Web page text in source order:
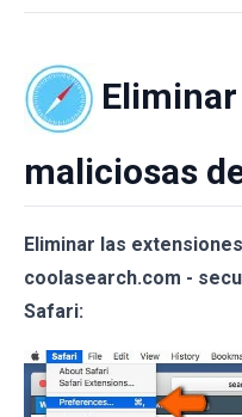
maliciosas
Eliminar las
coolasearch.com -
Safari: